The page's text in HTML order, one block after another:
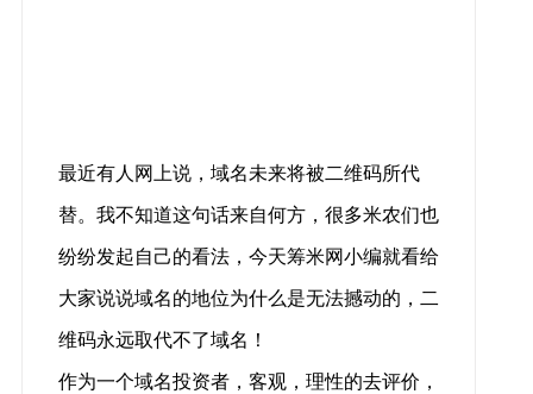
最近有人网上说，域名未来将被二维码所代
替。我不知道这句话来自何方，很多米农们也
纷纷发起自己的看法，今天筹米网小编就看给
大家说说域名的地位为什么是无法撼动的，二
维码永远取代不了域名！
作为一个域名投资者，客观，理性的去评价，